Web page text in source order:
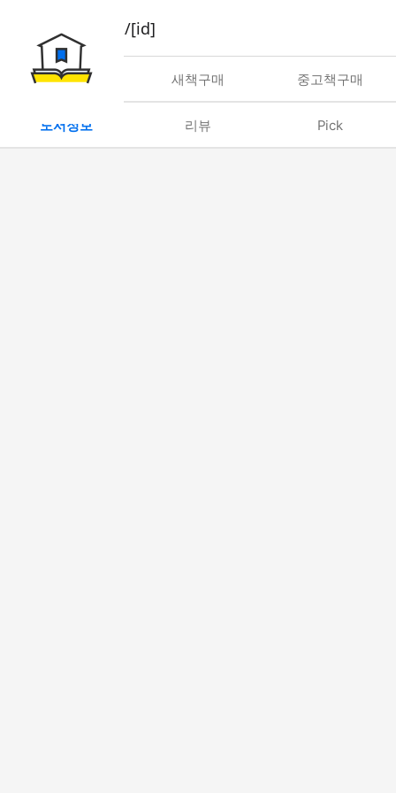
book/rent/[id]
대여 새책구매 중고책구매
도서정보 리뷰 Pick